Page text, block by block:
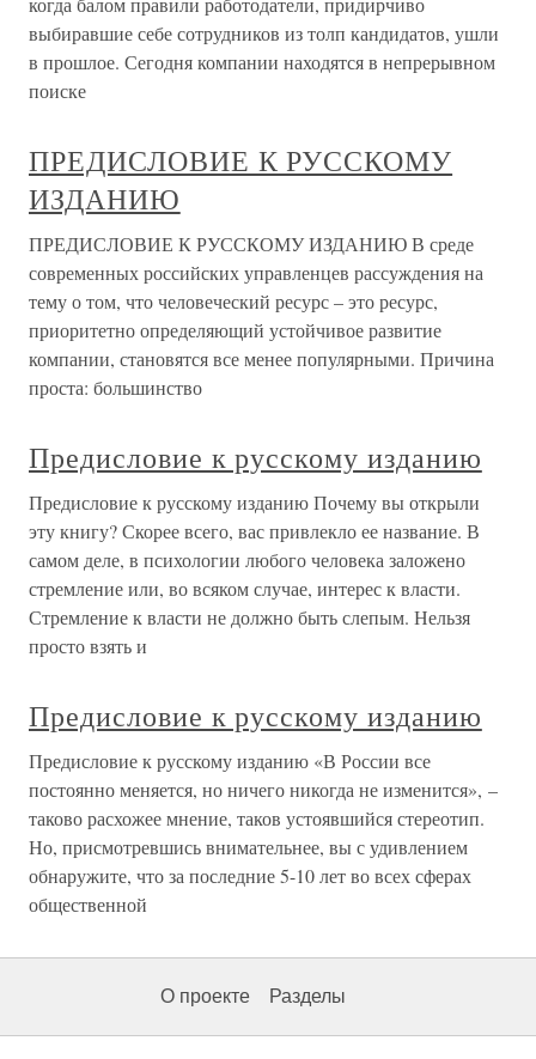
выбиравшие себе сотрудников из толп кандидатов, ушли
в прошлое. Сегодня компании находятся в непрерывном
поиске
ПРЕДИСЛОВИЕ К РУССКОМУ
ИЗДАНИЮ
ПРЕДИСЛОВИЕ К РУССКОМУ ИЗДАНИЮ В среде
современных российских управленцев рассуждения на
тему о том, что человеческий ресурс – это ресурс,
приоритетно определяющий устойчивое развитие
компании, становятся все менее популярными. Причина
проста: большинство
Предисловие к русскому изданию
Предисловие к русскому изданию Почему вы открыли
эту книгу? Скорее всего, вас привлекло ее название. В
самом деле, в психологии любого человека заложено
стремление или, во всяком случае, интерес к власти.
Стремление к власти не должно быть слепым. Нельзя
просто взять и
Предисловие к русскому изданию
Предисловие к русскому изданию «В России все
постоянно меняется, но ничего никогда не изменится», –
таково расхожее мнение, таков устоявшийся стереотип.
Но, присмотревшись внимательнее, вы с удивлением
обнаружите, что за последние 5-10 лет во всех сферах
общественной
О проекте Разделы